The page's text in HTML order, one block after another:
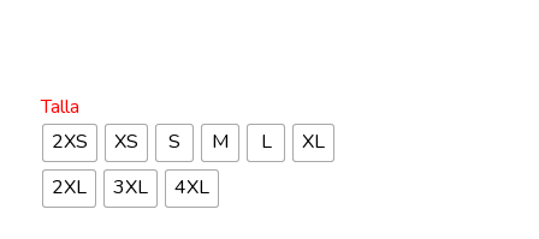
Talla
2XS
XS S M L
XL
2XL
3XL 4XL